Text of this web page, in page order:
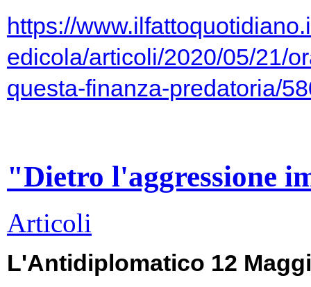
https://
edicola/articoli/2020/05/21/
questa-finanza-predatoria/
"Dietro l'aggressione
Articoli
L'Antidiplomatico 12